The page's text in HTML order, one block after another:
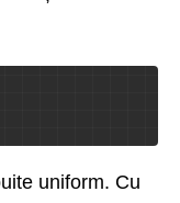
uniform. Cu